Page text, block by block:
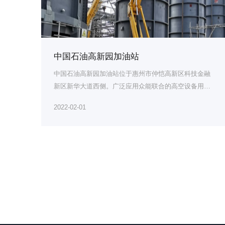
中国石油高新园加油站
中国石油高新园加油站位于惠州市仲恺高新区科技金融
新区新华大道西侧。广泛应用众能联合的高空设备用于
2022-02-01